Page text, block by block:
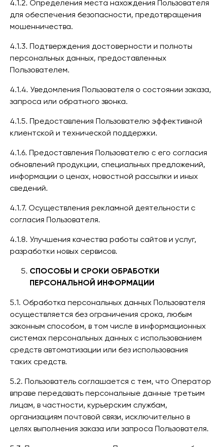
4.1.2. Определения места нахождения Пользователя
для обеспечения безопасности, предотвращения
мошенничества.
4.1.3. Подтверждения достоверности и полноты
персональных данных, предоставленных
Пользователем.
4.1.4. Уведомления Пользователя о состоянии заказа,
запроса или обратного звонка.
4.1.5. Предоставления Пользователю эффективной
клиентской и технической поддержки.
4.1.6. Предоставления Пользователю с его согласия
обновлений продукции, специальных предложений,
информации о ценах, новостной рассылки и иных
сведений.
4.1.7. Осуществления рекламной деятельности с
согласия Пользователя.
4.1.8. Улучшения качества работы сайтов и услуг,
разработки новых сервисов.
СПОСОБЫ И СРОКИ ОБРАБОТКИ
ПЕРСОНАЛЬНОЙ ИНФОРМАЦИИ
5.1. Обработка персональных данных Пользователя
осуществляется без ограничения срока, любым
законным способом, в том числе в информационных
системах персональных данных с использованием
средств автоматизации или без использования
таких средств.
5.2. Пользователь соглашается с тем, что Оператор
вправе передавать персональные данные третьим
лицам, в частности, курьерским службам,
организациям почтовой связи, исключительно в
целях выполнения заказа или запроса Пользователя.